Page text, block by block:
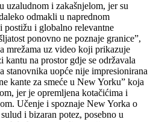
i zakašnjelom, jer su
odmakli u naprednom
postižu i globalno relevantne
ponovno ne poznaje granice”,
mrežama uz video koji prikazuje
kantu na prostor gdje se održavala
stanovnika uopće nije impresionirana
kante za smeće u New Yorku” koja
jer je opremljena kotačićima i
Učenje i spoznaje New Yorka o
i bizaran potez, posebno u